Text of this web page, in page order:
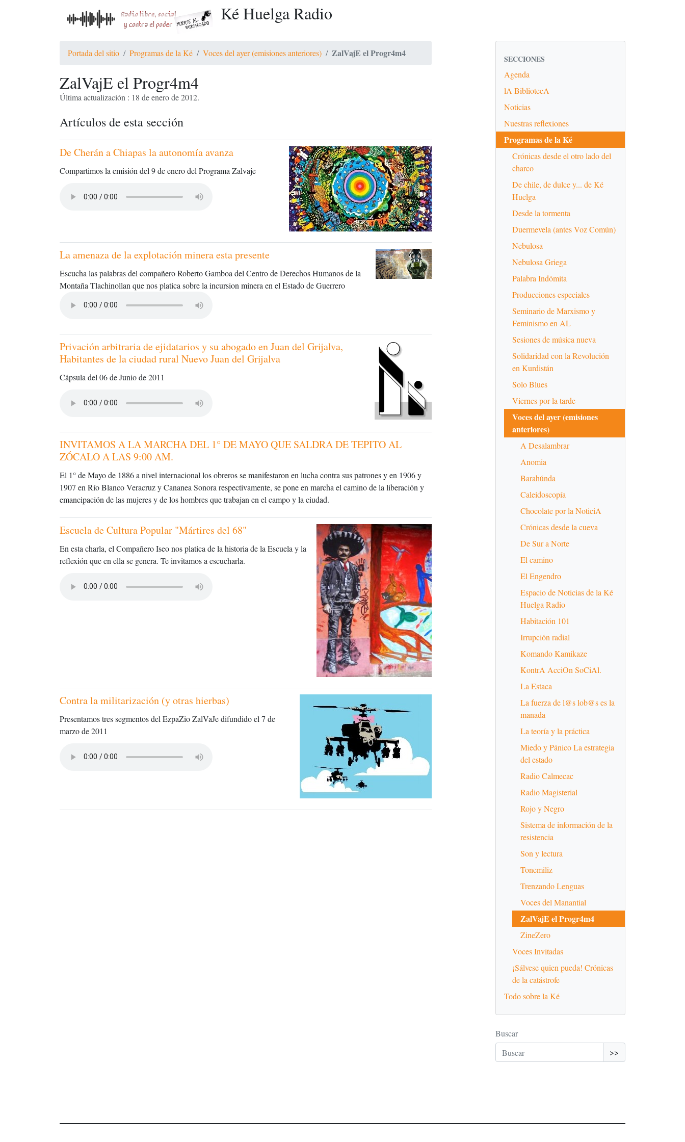
Ké Huelga Radio
Portada del sitio Programas de la Ké Voces del ayer (emisiones anteriores) ZalVajE el Progr4m4
ZalVajE el Progr4m4
Última actualización : 18 de enero de 2012.
Artículos de esta sección
De Cherán a Chiapas la autonomía avanza
Compartimos la emisión del 9 de enero del Programa Zalvaje
La amenaza de la explotación minera esta presente
Escucha las palabras del compañero Roberto Gamboa del Centro de Derechos Humanos de la
Montaña Tlachinollan que nos platica sobre la incursion minera en el Estado de Guerrero
Privación arbitraria de ejidatarios y su abogado en Juan del Grijalva,
Habitantes de la ciudad rural Nuevo Juan del Grijalva
Cápsula del 06 de Junio de 2011
INVITAMOS A LA MARCHA DEL 1° DE MAYO QUE SALDRA DE TEPITO AL
ZÓCALO A LAS 9:00 AM.
El 1° de Mayo de 1886 a nivel internacional los obreros se manifestaron en lucha contra sus patrones y en 1906 y
1907 en Río Blanco Veracruz y Cananea Sonora respectivamente, se pone en marcha el camino de la liberación y
emancipación de las mujeres y de los hombres que trabajan en el campo y la ciudad.
Escuela de Cultura Popular "Mártires del 68"
En esta charla, el Compañero Iseo nos platica de la historia de la Escuela y la
reflexión que en ella se genera. Te invitamos a escucharla.
Contra la militarización (y otras hierbas)
Presentamos tres segmentos del EzpaZio ZalVaJe difundido el 7 de
marzo de 2011
SECCIONES
Agenda
lA BibliotecA
Noticias
Nuestras reflexiones
Programas de la Ké
Crónicas desde el otro lado del
charco
De chile, de dulce y... de Ké
Huelga
Desde la tormenta
Duermevela (antes Voz Común)
Nebulosa
Nebulosa Griega
Palabra Indómita
Producciones especiales
Seminario de Marxismo y
Feminismo en AL
Sesiones de música nueva
Solidaridad con la Revolución
en Kurdistán
Solo Blues
Viernes por la tarde
Voces del ayer (emisiones
anteriores)
A Desalambrar
Anomia
Barahúnda
Caleidoscopía
Chocolate por la NoticiA
Crónicas desde la cueva
De Sur a Norte
El camino
El Engendro
Espacio de Noticias de la Ké
Huelga Radio
Habitación 101
Irrupción radial
Komando Kamikaze
KontrA AcciOn SoCiAl.
La Estaca
La fuerza de l@s lob@s es la
manada
La teoría y la práctica
Miedo y Pánico La estrategia
del estado
Radio Calmecac
Radio Magisterial
Rojo y Negro
Sistema de información de la
resistencia
Son y lectura
Tonemiliz
Trenzando Lenguas
Voces del Manantial
ZalVajE el Progr4m4
ZineZero
Voces Invitadas
¡Sálvese quien pueda! Crónicas
de la catástrofe
Todo sobre la Ké
Buscar
>>